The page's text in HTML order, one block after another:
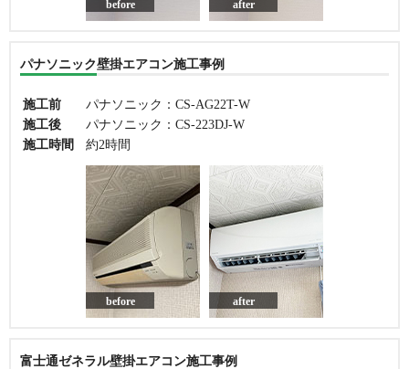
before after
パナソニック壁掛エアコン施工事例
施工前
パナソニック：CS-AG22T-W
施工後
パナソニック：CS-223DJ-W
施工時間
約2時間
before after
富士通ゼネラル壁掛エアコン施工事例